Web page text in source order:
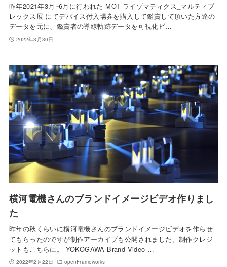
昨年2021年3月~6月に行われた MOT ライゾマティクス_マルティプ
レックス展 にてデバイス付入場券を購入して鑑賞して頂いた方達の
データを元に、鑑賞者の導線軌跡データを可視化ビ…
2022年3月30日
横河電機さんのブランドイメージビデオ作りまし
た
昨年の秋くらいに横河電機さんのブランドイメージビデオを作らせ
てもらったのですが制作アーカイブも公開されました。制作クレジ
ットもこちらに。 YOKOGAWA Brand Video …
2022年2月22日 openFrameworks